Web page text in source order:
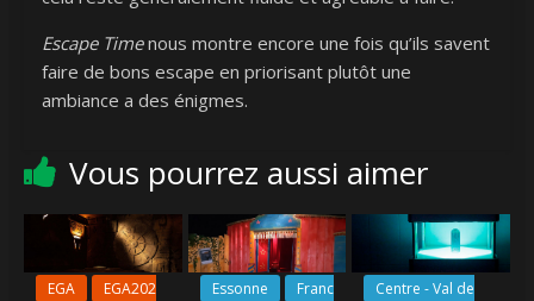
Escape Timenous montre encore une fois qu’ils savent
faire de bons escape en priorisant plutôt une
ambiance a des énigmes.
Vous pourrez aussi aimer
EGA
EGA202
Essonne
Franc
Centre - Val de